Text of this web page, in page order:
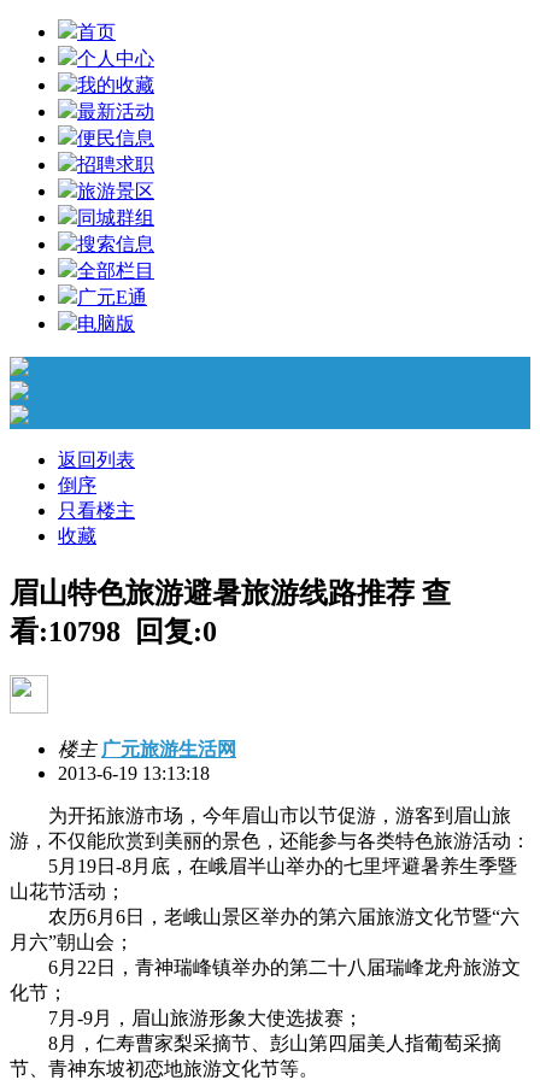
首页
个人中心
我的收藏
最新活动
便民信息
招聘求职
旅游景区
同城群组
搜索信息
全部栏目
广元E通
电脑版
返回列表
倒序
只看楼主
收藏
眉山特色旅游避暑旅游线路推荐 查
看:10798 回复:0
楼主 广元旅游生活网
2013-6-19 13:13:18
为开拓旅游市场，今年眉山市以节促游，游客到眉山旅
游，不仅能欣赏到美丽的景色，还能参与各类特色旅游活动：
5月19日-8月底，在峨眉半山举办的七里坪避暑养生季暨
山花节活动；
农历6月6日，老峨山景区举办的第六届旅游文化节暨“六
月六”朝山会；
6月22日，青神瑞峰镇举办的第二十八届瑞峰龙舟旅游文
化节；
7月-9月，眉山旅游形象大使选拔赛；
8月，仁寿曹家梨采摘节、彭山第四届美人指葡萄采摘
节、青神东坡初恋地旅游文化节等。